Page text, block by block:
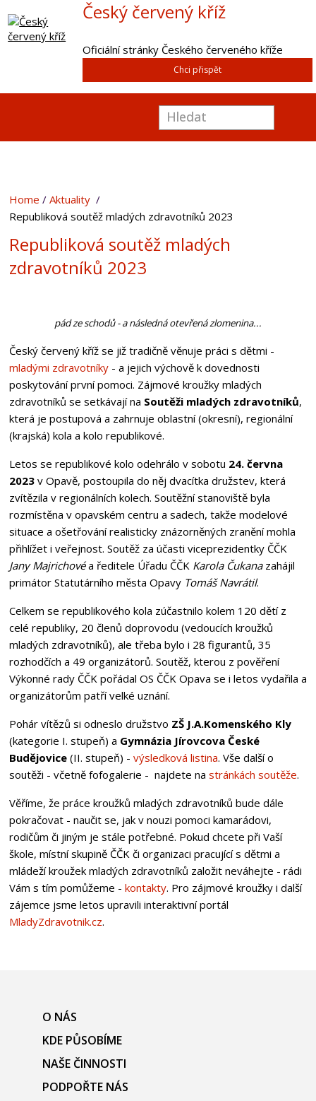
Český červený kříž
Oficiální stránky Českého červeného kříže
Chci přispět
Home
Aktuality
Republiková soutěž mladých zdravotníků 2023
Republiková soutěž mladých
zdravotníků 2023
pád ze schodů - a následná otevřená zlomenina...
Český červený kříž se již tradičně věnuje práci s dětmi -
mladými zdravotníky- a jejich výchově k dovednosti
poskytování první pomoci. Zájmové kroužky mladých
zdravotníků se setkávají na Soutěži mladých zdravotníků,
která je postupová a zahrnuje oblastní (okresní), regionální
(krajská) kola a kolo republikové.
Letos se republikové kolo odehrálo v sobotu 24. června
2023v Opavě, postoupila do něj dvacítka družstev, která
zvítězila v regionálních kolech. Soutěžní stanoviště byla
rozmístěna v opavském centru a sadech, takže modelové
situace a ošetřování realisticky znázorněných zranění mohla
přihlížet i veřejnost. Soutěž za účasti viceprezidentky ČČK
Jany Majrichovéa ředitele Úřadu ČČK Karola Čukanazahájil
primátor Statutárního města Opavy Tomáš Navrátil.
Celkem se republikového kola zúčastnilo kolem 120 dětí z
celé republiky, 20 členů doprovodu (vedoucích kroužků
mladých zdravotníků), ale třeba bylo i 28 figurantů, 35
rozhodčích a 49 organizátorů. Soutěž, kterou z pověření
Výkonné rady ČČK pořádal OS ČČK Opava se i letos vydařila a
organizátorům patří velké uznání.
Pohár vítězů si odneslo družstvo ZŠ J.A.Komenského Kly
(kategorie I. stupeň) a Gymnázia Jírovcova České
Budějovice(II. stupeň) - výsledková listina. Vše další o
soutěži - včetně fofogalerie - najdete na stránkách soutěže.
Věříme, že práce kroužků mladých zdravotníků bude dále
pokračovat - naučit se, jak v nouzi pomoci kamarádovi,
rodičům či jiným je stále potřebné. Pokud chcete při Vaší
škole, místní skupině ČČK či organizaci pracující s dětmi a
mládeží kroužek mladých zdravotníků založit neváhejte - rádi
Vám s tím pomůžeme - kontakty. Pro zájmové kroužky i další
zájemce jsme letos upravili interaktivní portál
MladyZdravotnik.cz.
O NÁS
KDE PŮSOBÍME
NAŠE ČINNOSTI
PODPOŘTE NÁS